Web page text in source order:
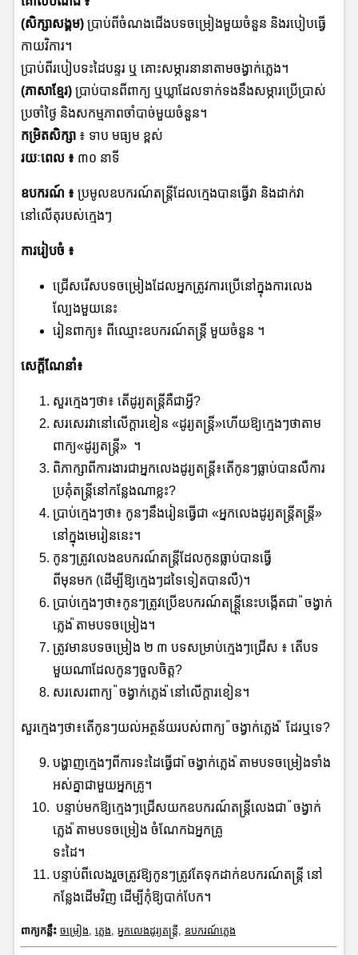
(សិក្សាសង្គម) ប្រាប់ពីចំណងជើងបទចម្រៀងមួយចំនួន និងរបៀបធ្វើ
កាយវិការ។
ប្រាប់ពីរបៀបទះដៃបន្ទរ ឬ គោះសម្ភារនានាតាមចង្វាក់ភ្លេង។
(ភាសាខ្មែរ) ប្រាប់បានពីពាក្យ ឬឃ្លាដែលទាក់ទងនឹងសម្ភារប្រើប្រាស់
ប្រចាំថ្ងៃ និងសកម្មភាពចាំបាច់មួយចំនួន។
កម្រិតសិក្សា៖ ទាប មធ្យម ខ្ពស់
រយៈពេល ៖ ៣០ នាទី
ឧបករណ៍ ៖ ប្រមូលឧបករណ៍តន្ត្រីដែលក្មេងបានធ្វើវា និងដាក់វា
នៅលើតុរបស់ក្មេងៗ
ការរៀបចំ ៖
ជ្រើសរើសបទចម្រៀងដែលអ្នកត្រូវការប្រើនៅក្នុងការលេង
ល្បែងមួយនេះ
រៀនពាក្យ៖ ពីឈ្មោះឧបករណ៍តន្ត្រី មួយចំនួន ។
សេក្ដីណែនាំ៖
សួរក្មេងៗថា៖ តើដូរ្យតន្រ្តីគឺជាអ្វី?
សរសេរវានៅលើក្ដារខៀន «ដូរ្យតន្រ្តី»ហើយឱ្យក្មេងៗថាតាម
ពាក្យ«ដូរ្យតន្រ្តី» ។
ពិភាក្សាពីការងារជាអ្នកលេងដូរ្យតន្ត្រី៖តើកូនៗធ្លាប់បានលឺការ
ប្រគំុតន្រ្តីនៅកន្លែងណាខ្លះ?
ប្រាប់ក្មេងៗថា៖ កូនៗនឹងរៀនធ្វើជា «អ្នកលេងដូរ្យតន្រ្តីតន្រ្តី»
នៅក្នុងមេរៀននេះ។
កូនៗត្រូវលេងឧបករណ៍តន្រ្តីដែលកូនធ្លាប់បានធ្វើ
ពីមុនមក (ដើម្បីឱ្យក្មេងៗដទៃទៀតបានលឺ)។
ប្រាប់ក្មេងៗថា៖កូនៗត្រូវប្រើឧបករណ៍តន្ត្ត្រីនេះបង្កើតជា ៉ចង្វាក់
ភ្លេង ៉តាមបទចម្រៀង។
ត្រូវមានបទចម្រៀង ២ ៣ បទសម្រាប់ក្មេងៗជ្រើស ៖ តើបទ
មួយណាដែលកូនៗចួលចិត្ត?
សរសេរពាក្យ ៉ចង្វាក់ភ្លេង ៉នៅលើក្ដារខៀន។
សួរក្មេងៗថា៖តើកូនៗយល់អត្ថន័យរបស់ពាក្យ ៉ចង្វាក់ភ្លេង ៉ ដែរឬទេ?
បង្ហាញក្មេងៗពីការទះដៃធ្វើជា ៉ចង្វាក់ភ្លេង ៉តាមបទចម្រៀងទាំង
អស់គ្នាជាមួយអ្នកគ្រូ។
បន្ទាប់មកឱ្យក្មេងៗជ្រើសយកឧបករណ៍តន្រ្តីលេងជា ៉ចង្វាក់
ភ្លេង ៉តាមបទចម្រៀង ចំណែកឯអ្នកគ្រូ
ទះដៃ។
បន្ទាប់ពីលេងរួចត្រូវឱ្យកូនៗត្រូវតែទុកដាក់ឧបករណ៍តន្រ្តី នៅ
កន្លែងដើមវិញ ដើម្បីកុំឱ្យបាក់បែក។
ពាក្យកន្លឹះ ចម្រៀង, ភ្លេង, អ្នកលេងដូរ្យតន្ត្រី, ឧបករណ៍ភ្លេង